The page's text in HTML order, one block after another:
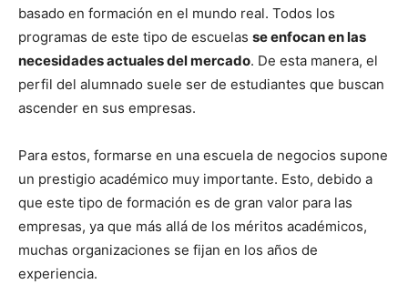
basado en formación en el mundo real. Todos los
programas de este tipo de escuelas se enfocan en las
necesidades actuales del mercado. De esta manera, el
perfil del alumnado suele ser de estudiantes que buscan
ascender en sus empresas.
Para estos, formarse en una escuela de negocios supone
un prestigio académico muy importante. Esto, debido a
que este tipo de formación es de gran valor para las
empresas, ya que más allá de los méritos académicos,
muchas organizaciones se fijan en los años de
experiencia.